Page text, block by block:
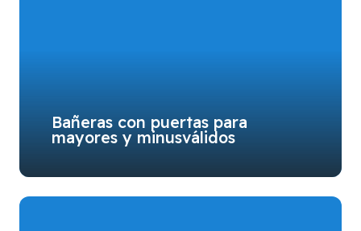
Bañeras con puertas para
mayores y minusválidos